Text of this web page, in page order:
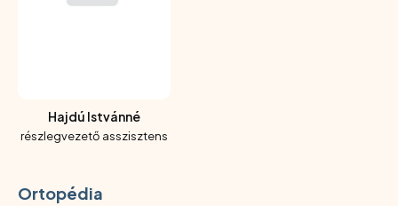
Hajdú Istvánné
részlegvezető asszisztens
Ortopédia